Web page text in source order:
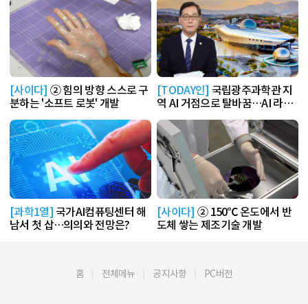
[사이다] ② 힘의 방향 스스로 구
분하는 '소프트 로봇' 개발
[TODAY인] 국립광주과학관 지
역 AI 거점으로 탈바꿈…AI 라운
[과학1열] 국가AI컴퓨팅센터 해
남서 첫 삽…의의와 전망은?
[사이다] ② 150℃ 온도에서 반
도체 쌓는 제조기술 개발
홈 전체메뉴 공지사항 PC버전